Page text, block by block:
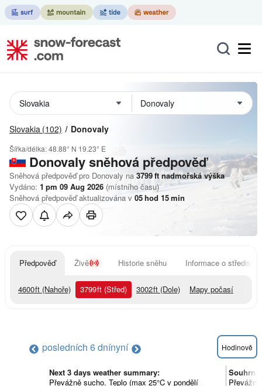
Slovakia (102) Donovaly
Šířka/délka:48.88° N 19.23° E
Donovalysněhová předpověď
Sněhová předpověď pro Donovaly na 3799ft nadmořská výška
Vydáno: 1 pm 09 Aug 2026 (místního času)
Sněhová předpověď aktualizována v 05hod 15min
Předpověď Živě Historie sněhu Informace o středisku
4600ft (Nahoře) 3799ft (Střed) 3002ft (Dole) Mapy počasí
posledních 6 dnínyní Hodinově
Next 3 days weather summary:
Převážně sucho. Teplo (max 25°C v pondělí
Souhrn